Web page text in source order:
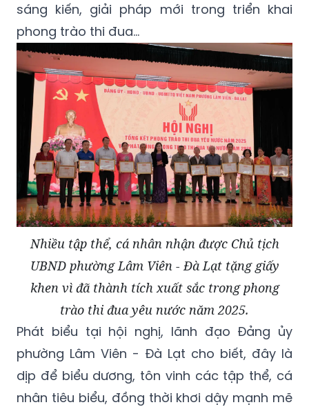
sáng kiến, giải pháp mới trong triển khai
phong trào thi đua…
Nhiều tập thể, cá nhân nhận được Chủ tịch
UBND phường Lâm Viên - Đà Lạt tặng giấy
khen vì đã thành tích xuất sắc trong phong
trào thi đua yêu nước năm 2025.
Phát biểu tại hội nghị, lãnh đạo Đảng ủy
phường Lâm Viên - Đà Lạt cho biết, đây là
dịp để biểu dương, tôn vinh các tập thể, cá
nhân tiêu biểu, đồng thời khơi dậy mạnh mẽ